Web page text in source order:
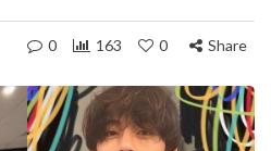
0 163 0 Share